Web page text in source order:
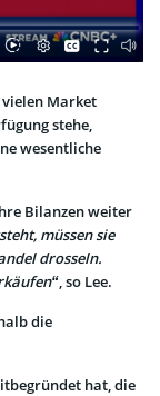
vielen Market
stehe,
wesentliche
Bilanzen weiter
müssen sie
drosseln.
, so Lee.
die
hat, die